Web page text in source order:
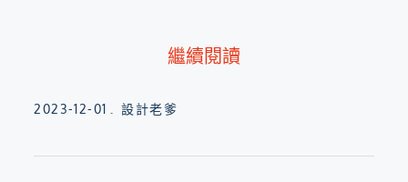
繼續閱讀
Posted
2023-12-01 設計老爹